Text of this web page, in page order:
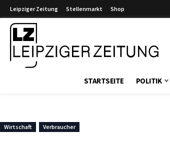
Leipziger Zeitung Stellenmarkt Shop
STARTSEITE POLITIK
Wirtschaft Verbraucher